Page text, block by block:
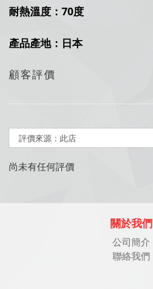
耐熱溫度：70度
產品產地：日本
顧客評價
尚未有任何評價
關於我們
公司簡介
聯絡我們